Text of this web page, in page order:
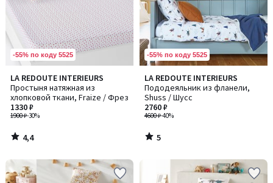
-55% по коду 5525
LA REDOUTE INTERIEURS
Простыня натяжная из
хлопковой ткани, Fraize / Фрез
1900 ₽-30%
1330 ₽
4,4
/ 5
4,4
/
-55% по коду 5525
LA REDOUTE INTERIEURS
Пододеяльник из фланели,
Shuss / Шусс
4600 ₽-40%
2760 ₽
5
/
5
5
/